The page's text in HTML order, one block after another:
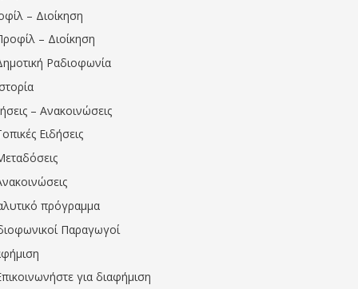
– Διοίκηση
– Διοίκηση
Ραδιοφωνία
– Ανακοινώσεις
Ειδήσεις
πρόγραμμα
Παραγωγοί
για διαφήμιση